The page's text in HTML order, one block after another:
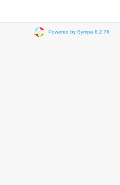
Powered by Sympa 6.2.76